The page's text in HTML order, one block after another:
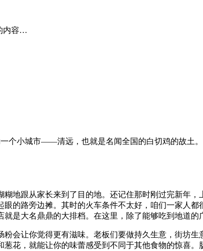
内容…
个小城市——清远，也就是名闻全国的白切鸡的故土
地跟从家长来到了目的地。还记住那时刚过完新年
的路旁边摊。其时的火车条件不太好，咱们一家人
是大名鼎鼎的大排档。在这里，除了能够吃到地道的
会让你觉得更有滋味。老板们要做持久生意，街坊
花，就能让你的味蕾感受到不同于其他食物的惊喜